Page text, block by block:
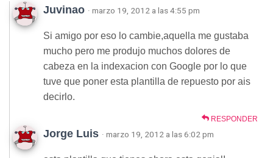
Juvinao · marzo 19, 2012 a las 4:55 pm
Si amigo por eso lo cambie,aquella me gustaba
mucho pero me produjo muchos dolores de
cabeza en la indexacion con Google por lo que
tuve que poner esta plantilla de repuesto por ais
decirlo.
RESPONDER
Jorge Luis · marzo 19, 2012 a las 6:02 pm